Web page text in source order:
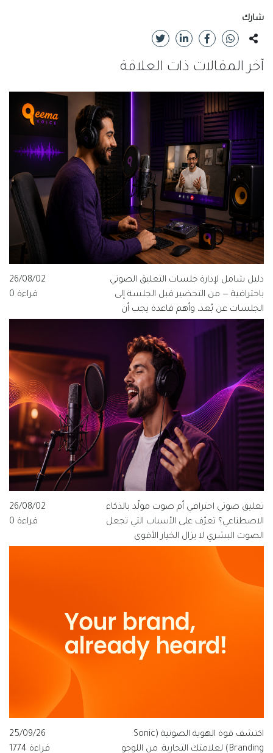
شارك
آخر المقالات ذات العلاقة
دليل شامل لإدارة جلسات التعليق الصوتي
باحترافية — من التحضير قبل الجلسة إلى
الجلسات عن بُعد، وأهم قاعدة يجب أن
يعرفها كل مخرج ومنتج وفنان صوت.
26/08/02
قراءة 0
تعليق صوتي احترافي أم صوت مولّد بالذكاء
الاصطناعي؟ تعرّف على الأسباب التي تجعل
الصوت البشري لا يزال الخيار الأقوى
للعلامات التجارية الناطقة بالعربية، ولماذا
تتبنى قيمة فويس شعار "الصوت الذي
يفهم العربية".
26/08/02
قراءة 0
اكتشف قوة الهوية الصوتية (Sonic
Branding) لعلامتك التجارية: من اللوجو
25/09/26
قراءة 1774